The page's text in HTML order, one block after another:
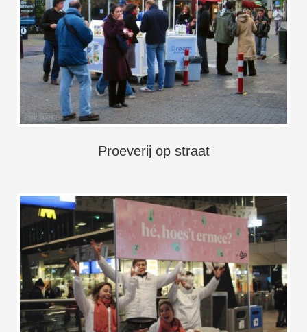
Proeverij op straat